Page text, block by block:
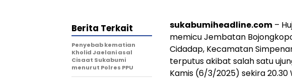
sukabumiheadline.com –
memicu Jembatan
Cidadap, Kecamatan
terputus akibat salah satu
Kamis (6/3/2025) sekira 20.30
Berita Terkait
Penyebab kematian
Kholid Jaelani asal
Cisaat Sukabumi
menurut Polres PPU